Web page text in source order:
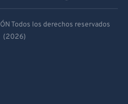
Español
Todos los derechos reservados
(2026)